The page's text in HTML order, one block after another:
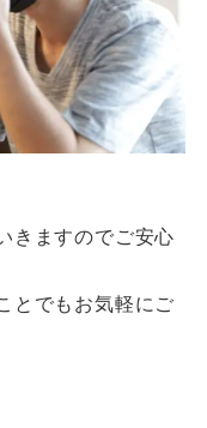
きますのでご安心
とでもお気軽にご